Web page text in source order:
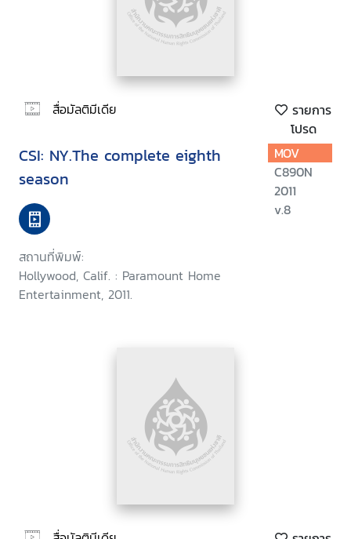
สื่อมัลติมีเดีย
รายการ
โปรด
CSI: NY.The complete eighth
season
สถานที่พิมพ์:
Hollywood, Calif. : Paramount Home
Entertainment, 2011.
MOV
C890N
2011
v.8